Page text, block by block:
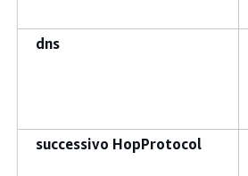
dns
successivo HopProtocol